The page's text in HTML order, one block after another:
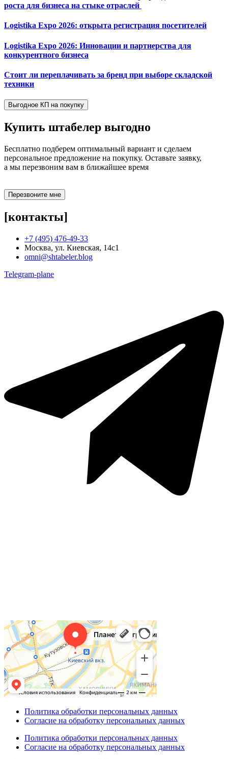
роста для бизнеса на стыке отраслей
Logistika Expo 2026: открыта регистрация посетителей
Logistika Expo 2026: Инновации и партнерства для
конкурентного бизнеса
Стоит ли переплачивать за бренд при выборе складской
техники
Выгодное КП на покупку
Купить штабелер выгодно
Бесплатно подберем оптимальный вариант и сделаем
персональное предложение на покупку. Оставьте заявку,
а мы перезвоним вам в ближайшее время
Перезвоните мне
[контакты]
+7 (495) 476-49-33
Москва, ул. Киевская, 14с1
omni@shtabeler.blog
Telegram-plane
Политика обработки персональных данных
Согласие на обработку персональных данных
Политика обработки персональных данных
Согласие на обработку персональных данных